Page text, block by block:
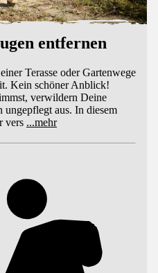
entfernen
Terasse oder Gartenwege
Kein schöner Anblick!
verwildern Deine
ungepflegt aus. In diesem
vers ...mehr